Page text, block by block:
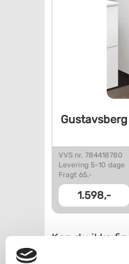
VVS nr. 784418780
Levering 5-10 dage
Fragt 65,-
1.598,-
Kan du ikke